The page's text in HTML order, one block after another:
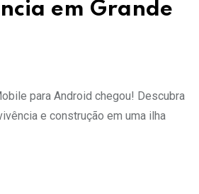
em Grande
para Android chegou! Descubra
e construção em uma ilha